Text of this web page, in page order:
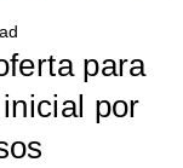
para
por